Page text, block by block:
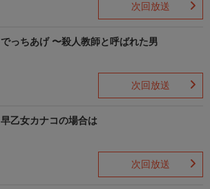
次回放送
でっちあげ 〜殺人教師と呼ばれた男
次回放送
早乙女カナコの場合は
次回放送